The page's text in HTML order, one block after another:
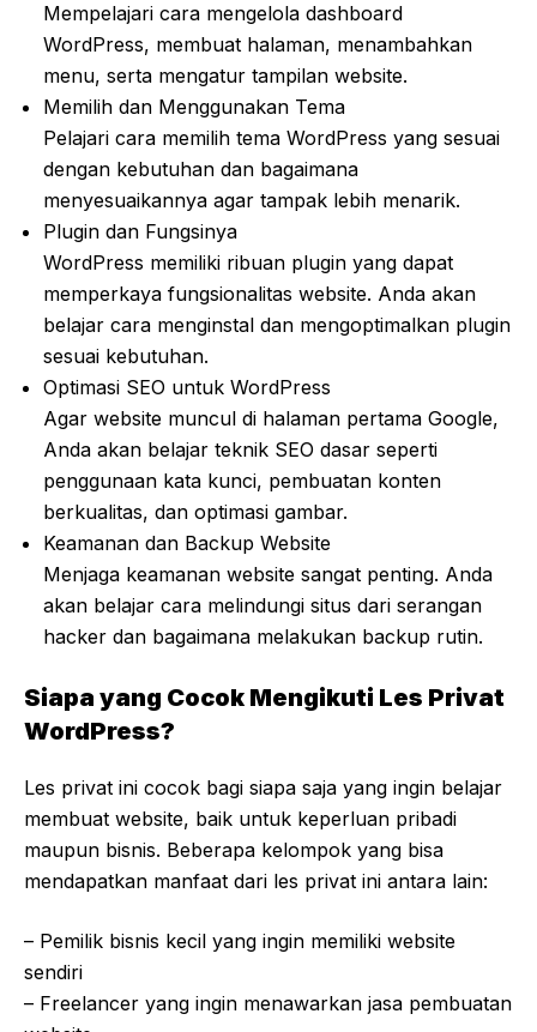
Mempelajari cara mengelola dashboard
WordPress, membuat halaman, menambahkan
menu, serta mengatur tampilan website.
Memilih dan Menggunakan Tema
Pelajari cara memilih tema WordPress yang sesuai
dengan kebutuhan dan bagaimana
menyesuaikannya agar tampak lebih menarik.
Plugin dan Fungsinya
WordPress memiliki ribuan plugin yang dapat
memperkaya fungsionalitas website. Anda akan
belajar cara menginstal dan mengoptimalkan plugin
sesuai kebutuhan.
Optimasi SEO untuk WordPress
Agar website muncul di halaman pertama Google,
Anda akan belajar teknik SEO dasar seperti
penggunaan kata kunci, pembuatan konten
berkualitas, dan optimasi gambar.
Keamanan dan Backup Website
Menjaga keamanan website sangat penting. Anda
akan belajar cara melindungi situs dari serangan
hacker dan bagaimana melakukan backup rutin.
Siapa yang Cocok Mengikuti Les Privat
WordPress?
Les privat ini cocok bagi siapa saja yang ingin belajar
membuat website, baik untuk keperluan pribadi
maupun bisnis. Beberapa kelompok yang bisa
mendapatkan manfaat dari les privat ini antara lain:
– Pemilik bisnis kecil yang ingin memiliki website
sendiri
– Freelancer yang ingin menawarkan jasa pembuatan